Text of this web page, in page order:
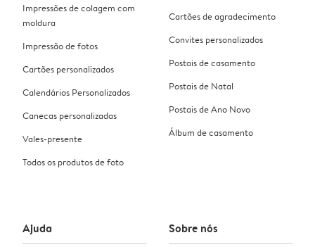
Impressões de colagem com
moldura
Impressão de fotos
Cartões personalizados
Calendários Personalizados
Canecas personalizadas
Vales-presente
Todos os produtos de foto
Cartões de agradecimento
Convites personalizados
Postais de casamento
Postais de Natal
Postais de Ano Novo
Álbum de casamento
Ajuda Sobre nós